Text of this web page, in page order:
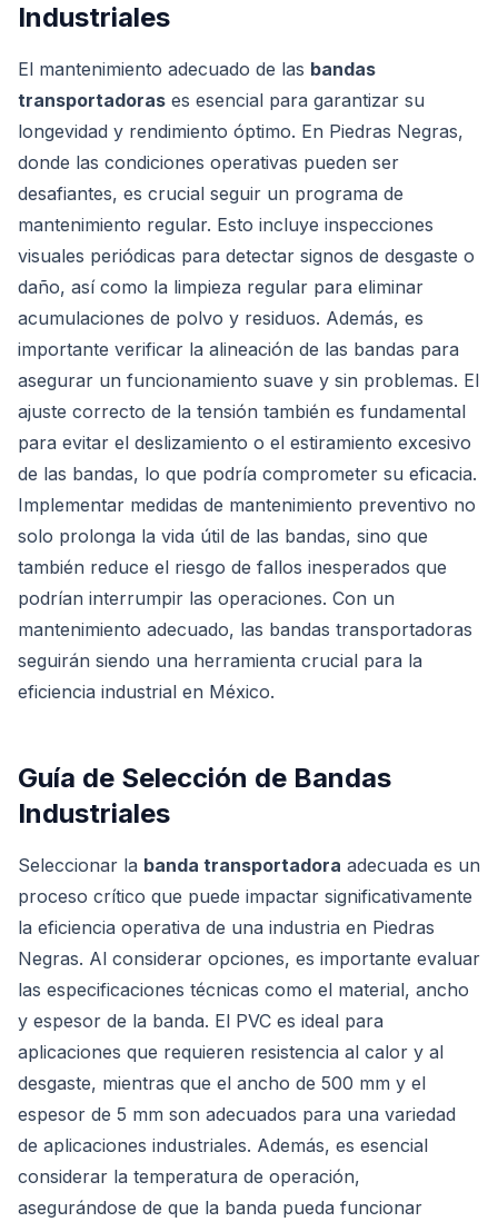
Industriales
El mantenimiento adecuado de las bandas
transportadoras es esencial para garantizar su
longevidad y rendimiento óptimo. En Piedras Negras,
donde las condiciones operativas pueden ser
desafiantes, es crucial seguir un programa de
mantenimiento regular. Esto incluye inspecciones
visuales periódicas para detectar signos de desgaste o
daño, así como la limpieza regular para eliminar
acumulaciones de polvo y residuos. Además, es
importante verificar la alineación de las bandas para
asegurar un funcionamiento suave y sin problemas. El
ajuste correcto de la tensión también es fundamental
para evitar el deslizamiento o el estiramiento excesivo
de las bandas, lo que podría comprometer su eficacia.
Implementar medidas de mantenimiento preventivo no
solo prolonga la vida útil de las bandas, sino que
también reduce el riesgo de fallos inesperados que
podrían interrumpir las operaciones. Con un
mantenimiento adecuado, las bandas transportadoras
seguirán siendo una herramienta crucial para la
eficiencia industrial en México.
Guía de Selección de Bandas
Industriales
Seleccionar la banda transportadora adecuada es un
proceso crítico que puede impactar significativamente
la eficiencia operativa de una industria en Piedras
Negras. Al considerar opciones, es importante evaluar
las especificaciones técnicas como el material, ancho
y espesor de la banda. El PVC es ideal para
aplicaciones que requieren resistencia al calor y al
desgaste, mientras que el ancho de 500 mm y el
espesor de 5 mm son adecuados para una variedad
de aplicaciones industriales. Además, es esencial
considerar la temperatura de operación,
asegurándose de que la banda pueda funcionar